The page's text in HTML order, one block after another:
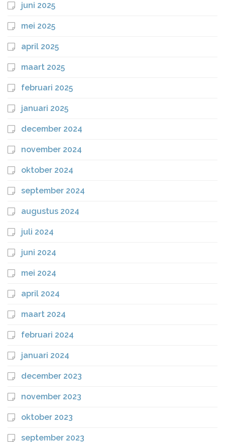
juni 2025
mei 2025
april 2025
maart 2025
februari 2025
januari 2025
december 2024
november 2024
oktober 2024
september 2024
augustus 2024
juli 2024
juni 2024
mei 2024
april 2024
maart 2024
februari 2024
januari 2024
december 2023
november 2023
oktober 2023
september 2023